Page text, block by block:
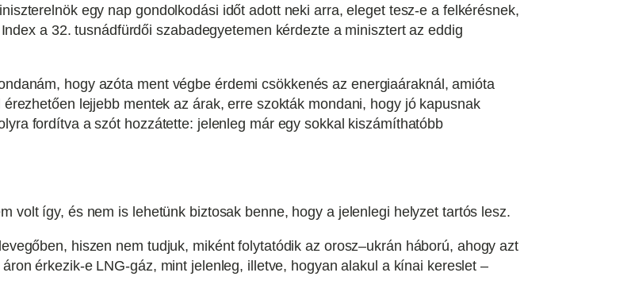
egy nap gondolkodási időt adott neki arra, eleget tesz-e a felkérésnek,
a 32. tusnádfürdői szabadegyetemen kérdezte a minisztert az eddig
hogy azóta ment végbe érdemi csökkenés az energiaáraknál, amióta
lejjebb mentek az árak, erre szokták mondani, hogy jó kapusnak
fordítva a szót hozzátette: jelenleg már egy sokkal kiszámíthatóbb
volt így, és nem is lehetünk biztosak benne, hogy a jelenlegi helyzet tartós lesz.
hiszen nem tudjuk, miként folytatódik az orosz–ukrán háború, ahogy azt
érkezik-e LNG-gáz, mint jelenleg, illetve, hogyan alakul a kínai kereslet –